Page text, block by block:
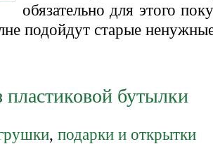
обязательно для этого
подойдут старые
пластиковой бутылки
, подарки и открытки